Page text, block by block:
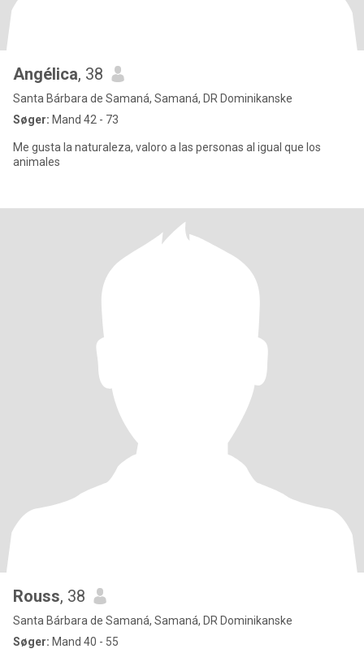
Angélica, 38
Santa Bárbara de Samaná, Samaná, DR Dominikanske
Søger: Mand 42 - 73
Me gusta la naturaleza, valoro a las personas al igual que los
animales
Rouss, 38
Santa Bárbara de Samaná, Samaná, DR Dominikanske
Søger: Mand 40 - 55